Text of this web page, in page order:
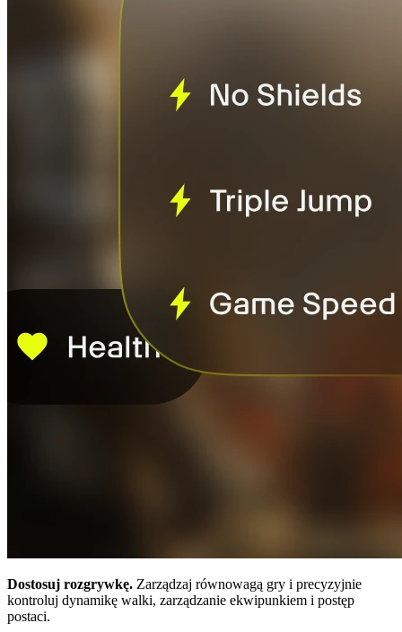
Dostosuj rozgrywkę. Zarządzaj równowagą gry i precyzyjnie
kontroluj dynamikę walki, zarządzanie ekwipunkiem i postęp
postaci.